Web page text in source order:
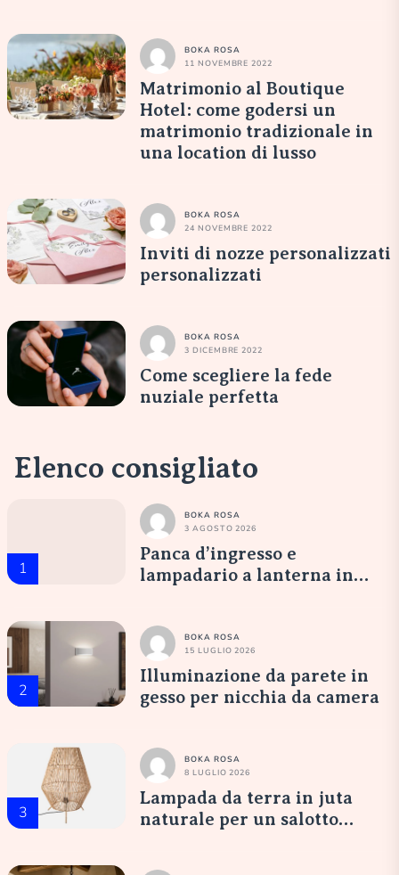
BOKA ROSA
11 NOVEMBRE 2022
Matrimonio al Boutique
Hotel: come godersi un
matrimonio tradizionale in
una location di lusso
BOKA ROSA
24 NOVEMBRE 2022
Inviti di nozze personalizzati
personalizzati
BOKA ROSA
3 DICEMBRE 2022
Come scegliere la fede
nuziale perfetta
Elenco consigliato
1
BOKA ROSA
3 AGOSTO 2026
Panca d’ingresso e
lampadario a lanterna in
2
BOKA ROSA
15 LUGLIO 2026
Illuminazione da parete in
gesso per nicchia da camera
3
BOKA ROSA
8 LUGLIO 2026
Lampada da terra in juta
naturale per un salotto